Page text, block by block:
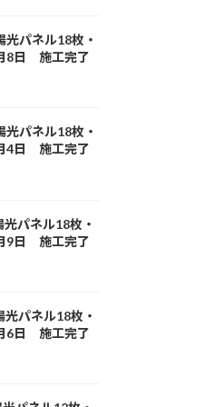
パネル18枚・
8日 施工完了
パネル18枚・
4日 施工完了
パネル18枚・
9日 施工完了
パネル18枚・
6日 施工完了